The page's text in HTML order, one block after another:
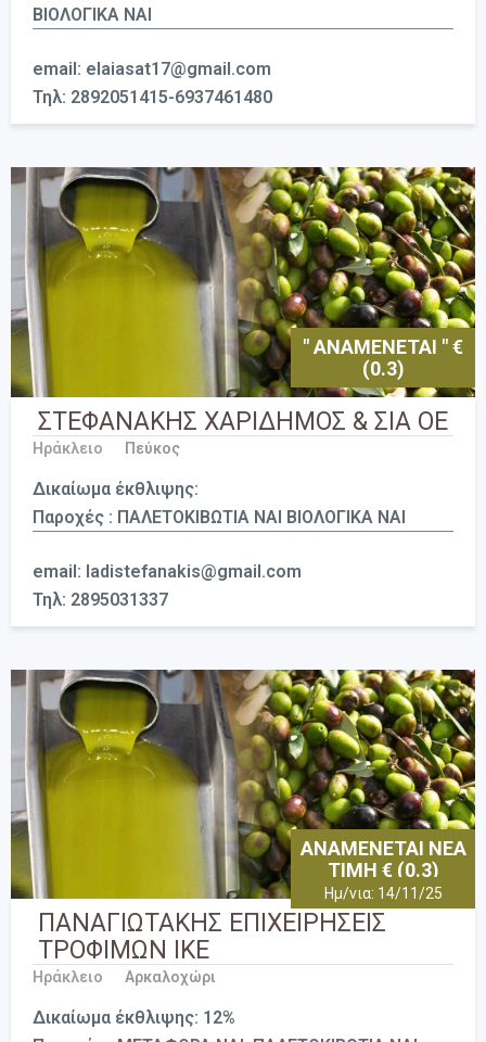
ΒΙΟΛΟΓΙΚΑ ΝΑΙ
email: elaiasat17@gmail.com
Τηλ: 2892051415-6937461480
" ΑΝΑΜΕΝΕΤΑΙ " €
(0.3)
ΣΤΕΦΑΝΑΚΗΣ ΧΑΡΙΔΗΜΟΣ & ΣΙΑ ΟΕ
Ηράκλειο Πεύκος
Δικαίωμα έκθλιψης:
Παροχές : ΠΑΛΕΤΟΚΙΒΩΤΙΑ ΝΑΙ ΒΙΟΛΟΓΙΚΑ ΝΑΙ
email: ladistefanakis@gmail.com
Τηλ: 2895031337
ΑΝΑΜΕΝΕΤΑΙ ΝΕΑ
ΤΙΜΗ € (0.3)
Ημ/νια: 14/11/25
ΠΑΝΑΓΙΩΤΑΚΗΣ ΕΠΙΧΕΙΡΗΣΕΙΣ
ΤΡΟΦΙΜΩΝ ΙΚΕ
Ηράκλειο Αρκαλοχώρι
Δικαίωμα έκθλιψης: 12%